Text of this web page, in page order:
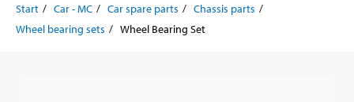
Start Car - MC Car spare parts
Chassis parts
Wheel bearing sets
Wheel Bearing Set